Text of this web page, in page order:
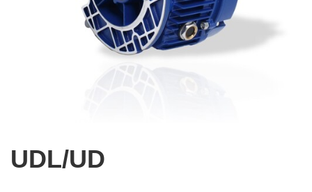
UDL/UD